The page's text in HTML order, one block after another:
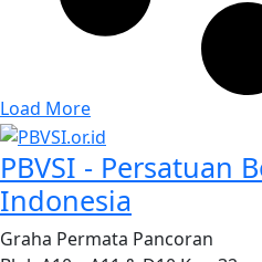
Load More
PBVSI - Persatuan
Indonesia
Graha Permata Pancoran